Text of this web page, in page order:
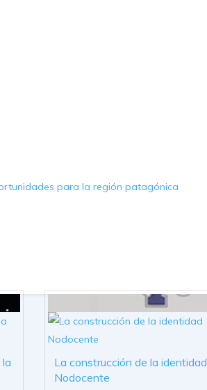
para la región patagónica
La construcción de la identidad
Nodocente